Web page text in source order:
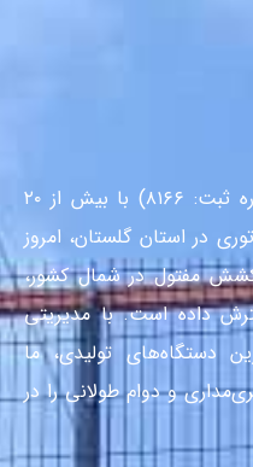
شرکت مفتول صنعت هیرکان (شماره ثبت: ۸۱۶۶) با بیش از ۲۰
در استان گلستان، امروز
کشش مفتول در شمال کشور،
داده است. با مدیریتی
دستگاه‌های تولیدی، ما
و دوام طولانی را در